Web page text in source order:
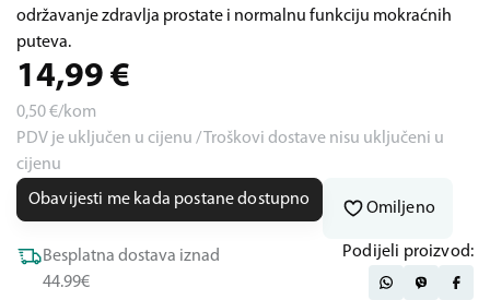
održavanje zdravlja prostate i normalnu funkciju mokraćnih
puteva.
14,99 €
0,50€/kom
PDV je uključen u cijenu / Troškovi dostave nisu uključeni u
cijenu
Obavijesti me kada postane dostupno
Omiljeno
Besplatna dostava iznad
44.99€
Podijeli proizvod: